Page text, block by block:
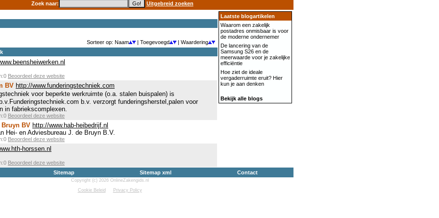
Zoek naar:
Uitgebreid zoeken
Sorteer op: Naam | Toegevoegd
| Waardering
Beoordeel deze website
BV http://www.funderingstechniek.com
voor beperkte werkruimte (o.a. stalen buispalen) is
b.v. verzorgt funderingsherstel,palen voor
in fabriekscomplexen.
Beoordeel deze website
Bruyn BV http://www.hab-heibedrijf.nl
Hei- en Adviesbureau J. de Bruyn B.V.
Beoordeel deze website
horssen.nl
Beoordeel deze website
Laatste blogartikelen
Waarom een zakelijk
postadres onmisbaar is voor
de moderne ondernemer
De lancering van de
Samsung S26 en de
meerwaarde voor je zakelijke
efficiëntie
Hoe ziet de ideale
vergaderruimte eruit? Hier
kun je aan denken
Bekijk alle blogs
Sitemap Sitemap xml Contact
Copyright (c) 2026 OnlineZakengids.nl
Cookie Beleid
Privacy Policy